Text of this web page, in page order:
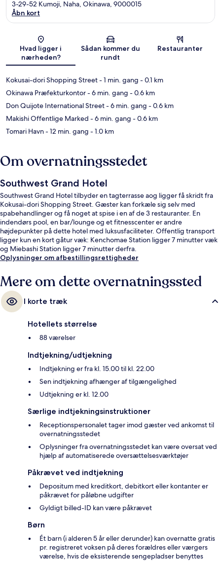
Kort
3-29-52 Kumoji, Naha, Okinawa, 9000015
Åbn kort
Hvad ligger i
nærheden?
Sådan kommer du
rundt
Restauranter
Kokusai-dori Shopping Street- 1 min. gang - 0.1 km
Okinawa Præfekturkontor- 6 min. gang - 0.6 km
Don Quijote International Street- 6 min. gang - 0.6 km
Makishi Offentlige Marked - 6 min. gang - 0.6 km
Tomari Havn- 12 min. gang - 1.0 km
Om overnatningsstedet
Southwest Grand Hotel
Southwest Grand Hotel tilbyder en tagterrasse aog ligger få skridt fra
Kokusai-dori Shopping Street. Gæster kan forkæle sig selv med
spabehandlinger og få noget at spise i en af de 3 restauranter. En
indendørs pool, en bar/lounge og et fitnesscenter er andre
højdepunkter på dette hotel med luksusfaciliteter. Offentlig transport
ligger kun en kort gåtur væk: Kenchomae Station ligger 7 minutter væk
og Miebashi Station ligger 7 minutter derfra.
Oplysninger om afbestillingsrettigheder
Mere om dette overnatningssted
I korte træk
Hotellets størrelse
88 værelser
Indtjekning/udtjekning
Indtjekning er fra kl. 15.00 til kl. 22.00
Sen indtjekning afhænger af tilgængelighed
Udtjekning er kl. 12.00
Særlige indtjekningsinstruktioner
Receptionspersonalet tager imod gæster ved ankomst til
overnatningsstedet
Oplysninger fra overnatningsstedet kan være oversat ved
hjælp af automatiserede oversættelsesværktøjer
Påkrævet ved indtjekning
Depositum med kreditkort, debitkort eller kontanter er
påkrævet for påløbne udgifter
Gyldigt billed-ID kan være påkrævet
Børn
Ét barn (i alderen 5 år eller derunder) kan overnatte gratis
pr. registreret voksen på deres forældres eller værgers
værelse, hvis de eksisterende sengepladser benyttes